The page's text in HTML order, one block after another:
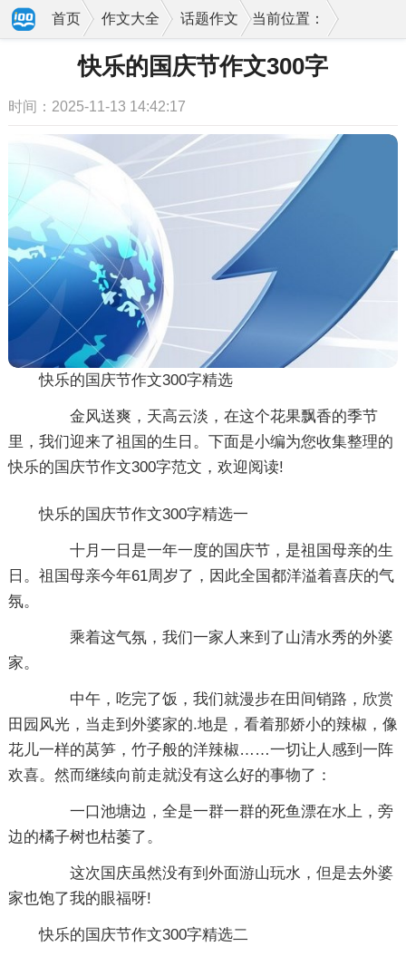
当前位置：
首页 作文大全 话题作文
快乐的国庆节作文300字
时间：2025-11-13 14:42:17
快乐的国庆节作文300字精选
金风送爽，天高云淡，在这个花果飘香的季节
里，我们迎来了祖国的生日。下面是小编为您收集整理的
快乐的国庆节作文300字范文，欢迎阅读!
快乐的国庆节作文300字精选一
十月一日是一年一度的国庆节，是祖国母亲的生
日。祖国母亲今年61周岁了，因此全国都洋溢着喜庆的气
氛。
乘着这气氛，我们一家人来到了山清水秀的外婆
家。
中午，吃完了饭，我们就漫步在田间销路，欣赏
田园风光，当走到外婆家的.地是，看着那娇小的辣椒，像
花儿一样的莴笋，竹子般的洋辣椒……一切让人感到一阵
欢喜。然而继续向前走就没有这么好的事物了：
一口池塘边，全是一群一群的死鱼漂在水上，旁
边的橘子树也枯萎了。
这次国庆虽然没有到外面游山玩水，但是去外婆
家也饱了我的眼福呀!
快乐的国庆节作文300字精选二